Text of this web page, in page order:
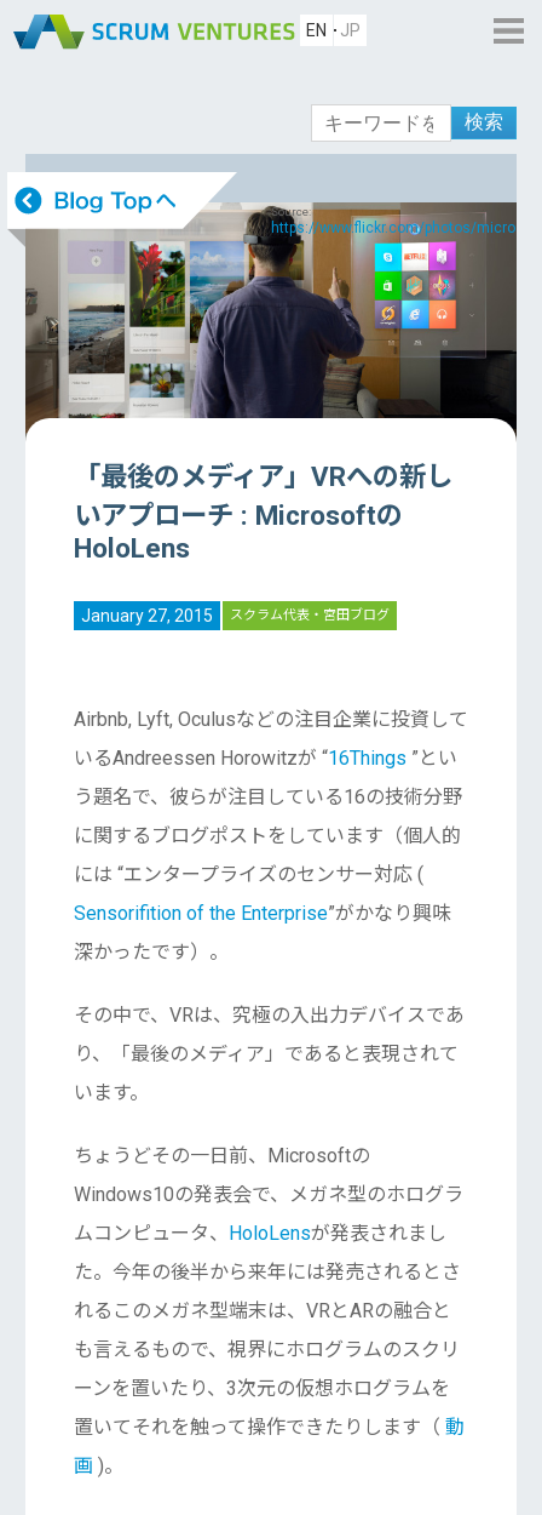
EN JP
検索
Source:
https://www.flickr.com/photos/
「最後のメディア」VRへの新し
いアプローチ : Microsoftの
HoloLens
January 27, 2015 スクラム代表・宮田ブログ
Airbnb, Lyft, Oculusなどの注目企業に投資して
いるAndreessen Horowitzが “16Things ”とい
う題名で、彼らが注目している16の技術分野
に関するブログポストをしています（個人的
には “エンタープライズのセンサー対応 (
Sensorifition of the Enterprise”がかなり興味
深かったです）。
その中で、VRは、究極の入出力デバイスであ
り、「最後のメディア」であると表現されて
います。
ちょうどその一日前、Microsoftの
Windows10の発表会で、メガネ型のホログラ
ムコンピュータ、 HoloLensが発表されまし
た。今年の後半から来年には発売されるとさ
れるこのメガネ型端末は、VRとARの融合と
も言えるもので、視界にホログラムのスクリ
ーンを置いたり、3次元の仮想ホログラムを
置いてそれを触って操作できたりします（ 動
画 )。